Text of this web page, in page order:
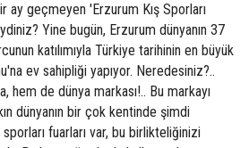
ay geçmeyen 'Erzurum Kış Sporları
Yine bugün, Erzurum dünyanın 37
katılımıyla Türkiye tarihinin en büyük
ev sahipliği yapıyor. Neredesiniz?..
hem de dünya markası!.. Bu markayı
dünyanın bir çok kentinde şimdi
sporları fuarları var, bu birlikteliğinizi